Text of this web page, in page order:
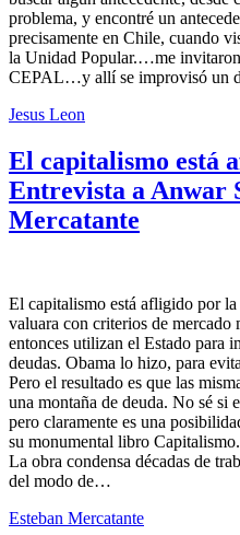
problema, y encontré un
precisamente en Chile, cuando
la Unidad Popular.…me
CEPAL…y allí se improvisó un
Jesus Leon
El capitalismo está
Entrevista a Anwar
Mercatante
El capitalismo está afligido por la
valuara con criterios de mercado
entonces utilizan el Estado para
deudas. Obama lo hizo, para
Pero el resultado es que las
una montaña de deuda. No sé si
pero claramente es una
su monumental libro
La obra condensa décadas de
del modo de…
Esteban Mercatante